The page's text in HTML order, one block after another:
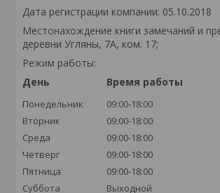
Дата регистрации компании: 05.10.2018
Местонахождение книги замечаний и
деревни Угляны, 7А, ком. 17;
Режим работы:
День
Время работы
Понедельник
09:00-18:00
Вторник
09:00-18:00
Среда
09:00-18:00
Четверг
09:00-18:00
Пятница
09:00-18:00
Суббота
Выходной